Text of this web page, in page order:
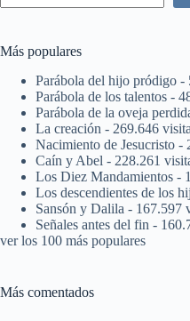
Más populares
Parábola del hijo pródigo -
Parábola de los talentos -
Parábola de la oveja
La creación - 269.646
Nacimiento de Jesucristo -
Caín y Abel - 228.261
Los Diez Mandamientos -
Los descendientes de los
Sansón y Dalila - 167.597
Señales antes del fin -
ver los 100 más populares
Más comentados